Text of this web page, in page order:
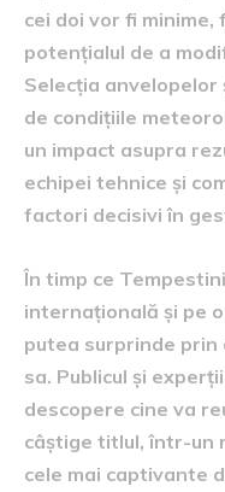
cei doi vor fi
potențialul de a
Selecția
de condițiile
un impact asupra
echipei tehnice și
factori decisivi în
În timp ce
internațională și pe
putea surprinde
sa. Publicul și
descopere cine va
câștige titlul, într-un
cele mai captivante